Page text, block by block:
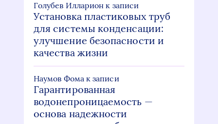
Голубев Илларион к записи
Установка пластиковых труб
для системы конденсации:
улучшение безопасности и
качества жизни
Наумов Фомак записи
Гарантированная
водонепроницаемость —
основа надежности